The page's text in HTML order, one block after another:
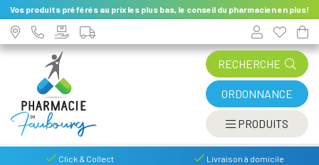
Vos produits préférés au prix les plus bas, le conseil du pharmacien en plus!
RECHERCHE
ORDONNANCE
PRODUITS
Click & Collect Livraison à domicile